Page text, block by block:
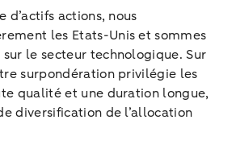
d’actifs actions, nous
les Etats-Unis et sommes
le secteur technologique. Sur
surpondération privilégie les
qualité et une duration longue,
diversification de l’allocation